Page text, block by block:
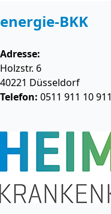
energie-BKK
Adresse:
Holzstr. 6
40221 Düsseldorf
Telefon: 0511 911 10 911